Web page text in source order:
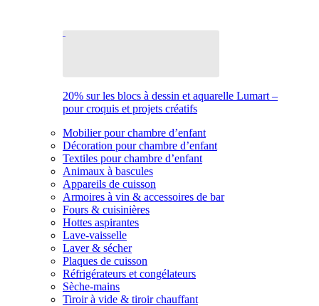
20% sur les blocs à dessin et aquarelle Lumart –
pour croquis et projets créatifs
Mobilier pour chambre d’enfant
Décoration pour chambre d’enfant
Textiles pour chambre d’enfant
Animaux à bascules
Appareils de cuisson
Armoires à vin & accessoires de bar
Fours & cuisinières
Hottes aspirantes
Lave-vaisselle
Laver & sécher
Plaques de cuisson
Réfrigérateurs et congélateurs
Sèche-mains
Tiroir à vide & tiroir chauffant